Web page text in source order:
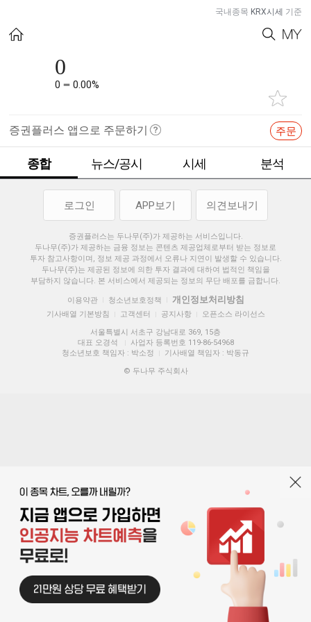
국내종목 KRX시세 기준
0
0 0.00%
증권플러스 앱으로 주문하기 주문
종합 뉴스/공시 시세 분석
로그인 APP보기 의견보내기
증권플러스는 두나무(주)가 제공하는 서비스입니다.
두나무(주)가 제공하는 금융 정보는 콘텐츠 제공업체로부터 받는 정보로
투자 참고사항이며, 정보 제공 과정에서 오류나 지연이 발생할 수 있습니다.
두나무(주)는 제공된 정보에 의한 투자 결과에 대하여 법적인 책임을
부담하지 않습니다. 본 서비스에서 제공되는 정보의 무단 배포를 금합니다.
이용약관 청소년보호정책 개인정보처리방침
기사배열 기본방침 고객센터 공지사항
오픈소스 라이선스
서울특별시 서초구 강남대로 369, 15층
대표 오경석
사업자 등록번호 119-86-54968
청소년보호 책임자 : 박소정
기사배열 책임자 : 박동규
© 두나무 주식회사